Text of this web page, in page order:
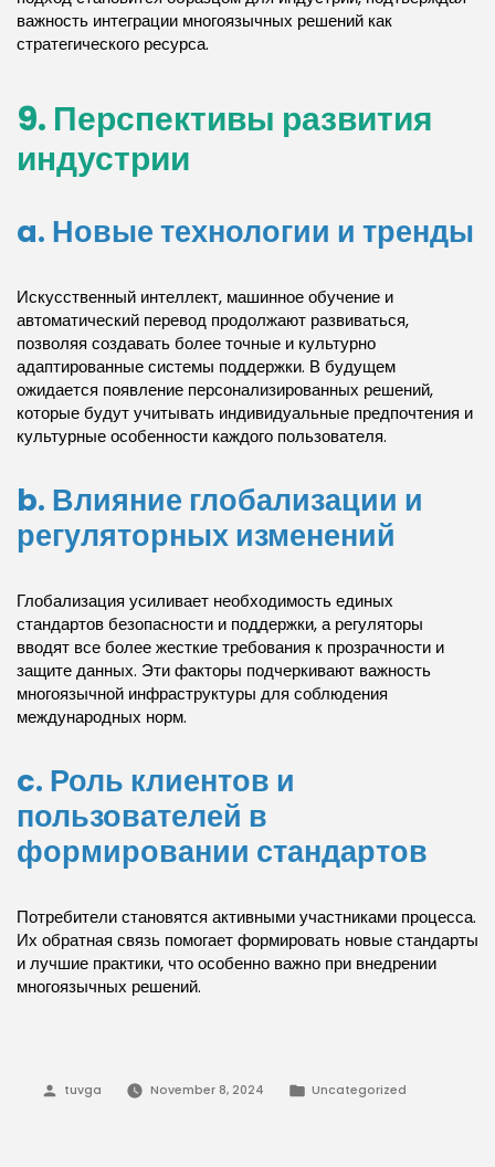
важность интеграции многоязычных решений как
стратегического ресурса.
9. Перспективы развития
индустрии
a. Новые технологии и тренды
Искусственный интеллект, машинное обучение и
автоматический перевод продолжают развиваться,
позволяя создавать более точные и культурно
адаптированные системы поддержки. В будущем
ожидается появление персонализированных решений,
которые будут учитывать индивидуальные предпочтения и
культурные особенности каждого пользователя.
b. Влияние глобализации и
регуляторных изменений
Глобализация усиливает необходимость единых
стандартов безопасности и поддержки, а регуляторы
вводят все более жесткие требования к прозрачности и
защите данных. Эти факторы подчеркивают важность
многоязычной инфраструктуры для соблюдения
международных норм.
c. Роль клиентов и
пользователей в
формировании стандартов
Потребители становятся активными участниками процесса.
Их обратная связь помогает формировать новые стандарты
и лучшие практики, что особенно важно при внедрении
многоязычных решений.
Posted
tuvga November 8, 2024
Posted
Uncategorized